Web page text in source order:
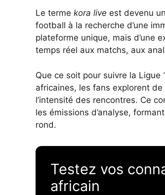
Le terme kora live est devenu
football à la recherche d’une
plateforme unique, mais d’une
temps réel aux matchs, aux
Que ce soit pour suivre la
africaines, les fans explorent
l’intensité des rencontres. Ce
les émissions d’analyse,
rond.
Testez vos
africain